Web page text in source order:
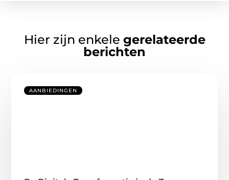
Hier zijn enkele gerelateerde
berichten
AANBIEDINGEN